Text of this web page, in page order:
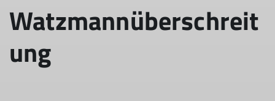
Watzmannüberschreit
ung